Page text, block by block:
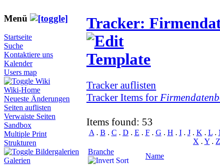
Menü
Startseite
Suche
Kontaktiere uns
Kalender
Users map
Wiki
Wiki-Home
Neueste Änderungen
Seiten auflisten
Verwaiste Seiten
Sandbox
Multiple Print
Strukturen
Bildergalerien
Galerien
Tracker:
Tracker auflisten
Tracker Items for
Items found: 53
A . B . C . D . E . F. G . H . I. J. K . L.
X . Y . Z
Branche
Name